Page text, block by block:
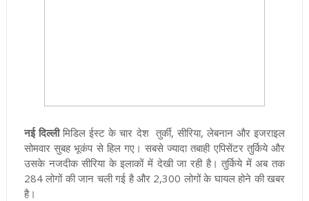
नई दिल्लीमिडिल ईस्ट के चार देश तुर्की, सीरिया, लेबनान और इजराइल
सोमवार सुबह भूकंप से हिल गए। सबसे ज्यादा तबाही एपिसेंटर तुर्किये और
उसके नजदीक सीरिया के इलाकों में देखी जा रही है। तुर्किये में अब तक
284 लोगों की जान चली गई है और 2,300 लोगों के घायल होने की खबर
है।